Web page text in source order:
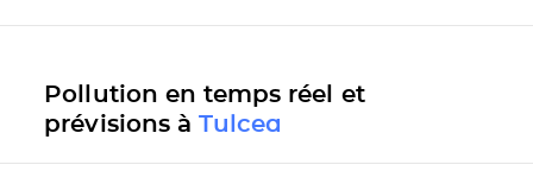
Pollution en temps réel et
prévisions à Tulcea